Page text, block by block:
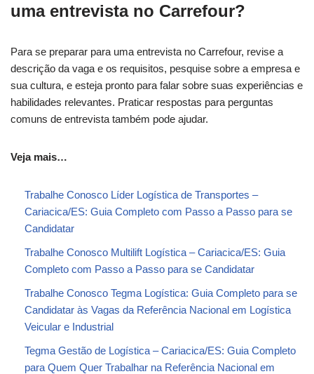
uma entrevista no Carrefour?
Para se preparar para uma entrevista no Carrefour, revise a
descrição da vaga e os requisitos, pesquise sobre a empresa e
sua cultura, e esteja pronto para falar sobre suas experiências e
habilidades relevantes. Praticar respostas para perguntas
comuns de entrevista também pode ajudar.
Veja mais…
Trabalhe Conosco Líder Logística de Transportes –
Cariacica/ES: Guia Completo com Passo a Passo para se
Candidatar
Trabalhe Conosco Multilift Logística – Cariacica/ES: Guia
Completo com Passo a Passo para se Candidatar
Trabalhe Conosco Tegma Logística: Guia Completo para se
Candidatar às Vagas da Referência Nacional em Logística
Veicular e Industrial
Tegma Gestão de Logística – Cariacica/ES: Guia Completo
para Quem Quer Trabalhar na Referência Nacional em